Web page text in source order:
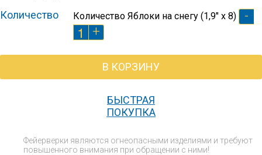
Количество Количество Яблоки на снегу (1,9" х 8)
-
+
В КОРЗИНУ
БЫСТРАЯ
ПОКУПКА
Фейерверки являются огнеопасными изделиями и требуют
повышенного внимания при обращении с ними!